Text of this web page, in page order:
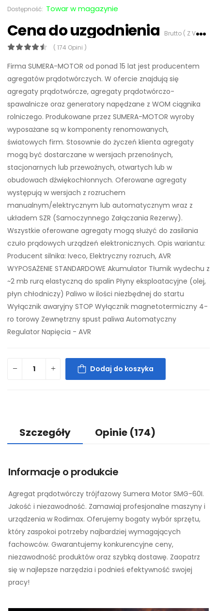
Dostępność: Towar w magazynie
Cena do uzgodnienia Brutto ( Z VAT 23%)
( 174 Opini )
Firma SUMERA-MOTOR od ponad 15 lat jest producentem
agregatów prądotwórczych. W ofercie znajdują się
agregaty prądotwórcze, agregaty prądotwórczo-
spawalnicze oraz generatory napędzane z WOM ciągnika
rolniczego. Produkowane przez SUMERA-MOTOR wyroby
wyposażane są w komponenty renomowanych,
światowych firm. Stosownie do życzeń klienta agregaty
mogą być dostarczane w wersjach przenośnych,
stacjonarnych lub przewoźnych, otwartych lub w
obudowach dźwiękochłonnych. Oferowane agregaty
występują w wersjach z rozruchem
manualnym/elektrycznym lub automatycznym wraz z
układem SZR (Samoczynnego Załączania Rezerwy).
Wszystkie oferowane agregaty mogą służyć do zasilania
czuło prądowych urządzeń elektronicznych. Opis wariantu:
Producent silnika: Iveco, Elektryczny rozruch, AVR
WYPOSAŻENIE STANDARDOWE Akumulator Tłumik wydechu z
~2 mb rurą elastyczną do spalin Płyny eksploatacyjne (olej,
płyn chłodniczy) Paliwo w ilości niezbędnej do startu
Wyłącznik awaryjny STOP Wyłącznik magnetotermiczny 4-
ro torowy Zewnętrzny spust paliwa Automatyczny
Regulator Napięcia - AVR
Dodaj do koszyka
Szczegóły Opinie (174)
Informacje o produkcie
Agregat prądotwórczy trójfazowy Sumera Motor SMG-60I.
Jakość i niezawodność. Zamawiaj profesjonalne maszyny i
urządzenia w Rodimax. Oferujemy bogaty wybór sprzętu,
który zaspokoi potrzeby najbardziej wymagających
fachowców. Gwarantujemy konkurencyjne ceny,
niezawodność produktów oraz szybką dostawę. Zaopatrz
się w najlepsze narzędzia i podnieś efektywność swojej
pracy!